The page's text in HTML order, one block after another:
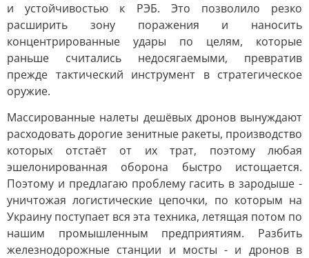
и устойчивостью к РЭБ. Это позволило резко
расширить зону поражения и наносить
концентрированные удары по целям, которые
раньше считались недосягаемыми, превратив
прежде тактический инструмент в стратегическое
оружие.
Массированные налеты дешёвых дронов вынуждают
расходовать дорогие зенитные ракеты, производство
которых отстаёт от их трат, поэтому любая
эшелонированная оборона быстро истощается.
Поэтому и предлагаю проблему гасить в зародыше -
уничтожая логистические цепочки, по которым на
Украину поступает вся эта техника, летящая потом по
нашим промышленным предприятиям. Разбить
железнодорожные станции и мосты - и дронов в